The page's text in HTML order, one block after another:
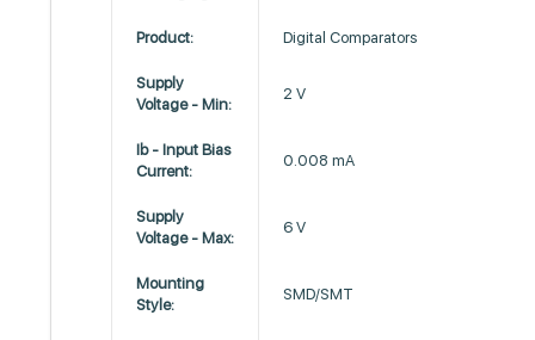
Product: Digital Comparators
Supply
Voltage - Min:
2 V
Ib - Input Bias
Current:
0.008 mA
Supply
Voltage - Max:
6 V
Mounting
Style:
SMD/SMT